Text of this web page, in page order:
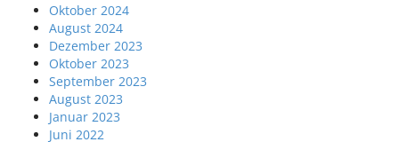
Oktober 2024
August 2024
Dezember 2023
Oktober 2023
September 2023
August 2023
Januar 2023
Juni 2022